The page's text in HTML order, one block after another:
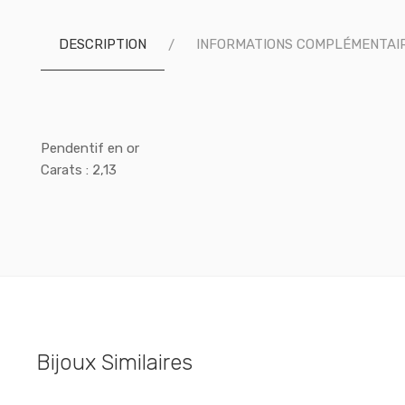
DESCRIPTION INFORMATIONS
Pendentif en or
Carats : 2,13
Bijoux Similaires